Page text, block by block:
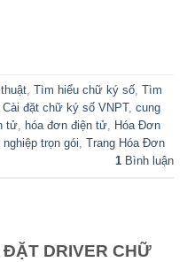
Tìm hiểu chữ ký số Tìm
Cài đặt chữ ký số VNPT, cung
tử hóa đơn điện tử
Hóa Đơn
trọn gói Trang Hóa Đơn
1 Bình luận
DRIVER CHỮ